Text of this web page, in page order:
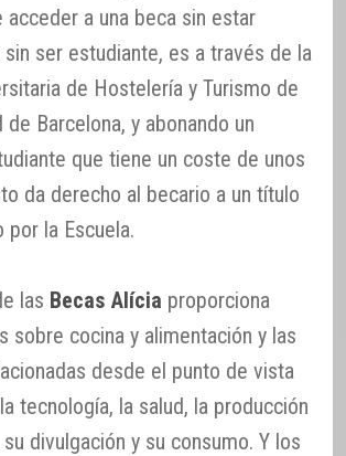
acceder a una beca sin estar
ser estudiante, es a través de la
de Hostelería y Turismo de
de Barcelona, y abonando un
que tiene un coste de unos
da derecho al becario a un título
la Escuela.
las Becas Alícia proporciona
sobre cocina y alimentación y las
desde el punto de vista
tecnología, la salud, la producción
divulgación y su consumo. Y los